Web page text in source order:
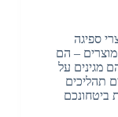
ספיגה
מוצרים – הם
מגינים על
תהליכים
ביטחונכם